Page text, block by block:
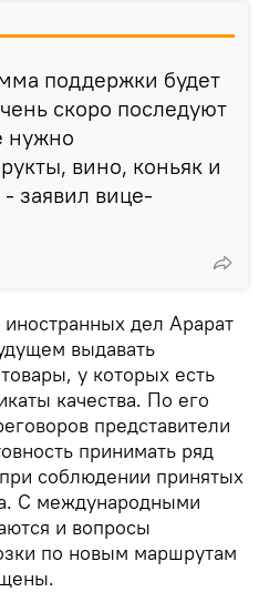
поддержки будет
скоро последуют
нужно
вино, коньяк и
заявил вице-
дел Арарат
выдавать
у которых есть
качества. По его
представители
принимать ряд
соблюдении принятых
С международными
и вопросы
по новым маршрутам